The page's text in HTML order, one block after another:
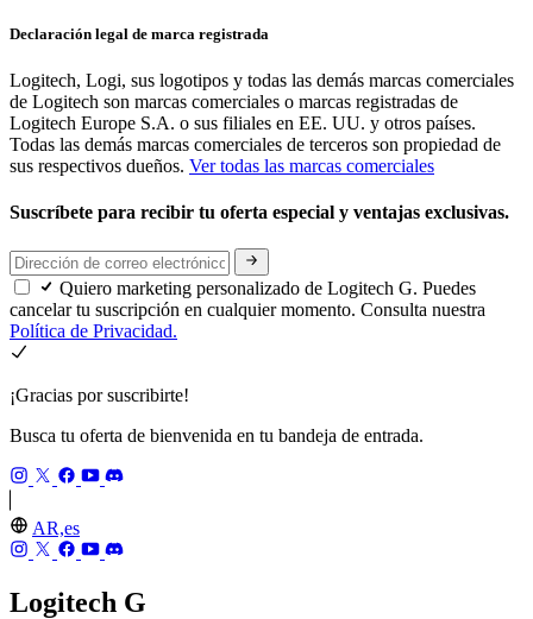
Declaración legal de marca registrada
Logitech, Logi, sus logotipos y todas las demás marcas comerciales
de Logitech son marcas comerciales o marcas registradas de
Logitech Europe S.A. o sus filiales en EE. UU. y otros países.
Todas las demás marcas comerciales de terceros son propiedad de
sus respectivos dueños. Ver todas las marcas comerciales
Suscríbete para recibir tu oferta especial y ventajas exclusivas.
Quiero marketing personalizado de Logitech G. Puedes
cancelar tu suscripción en cualquier momento. Consulta nuestra
Política de Privacidad.
¡Gracias por suscribirte!
Busca tu oferta de bienvenida en tu bandeja de entrada.
AR,es
Logitech G